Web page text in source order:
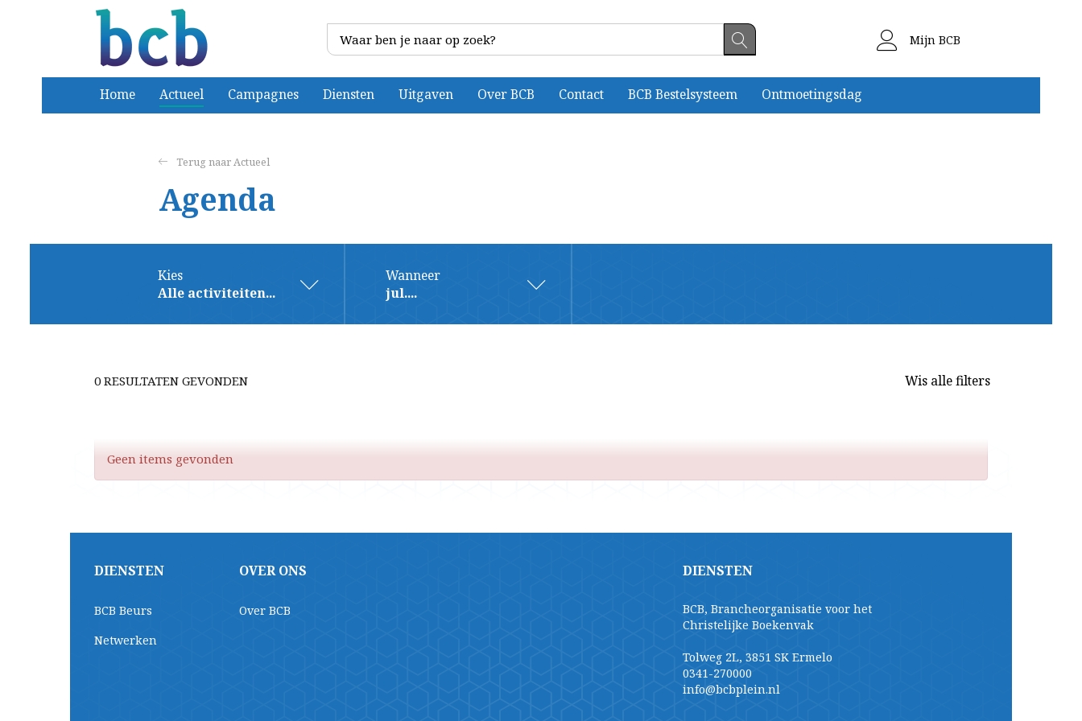
Mijn BCB
Home Actueel Campagnes Diensten Uitgaven Over BCB Contact BCB Bestelsysteem Ontmoetingsdag
Actueel
Agenda
Kies
Alle activiteiten...
Wanneer
jul....
0 RESULTATEN GEVONDEN Wis alle filters
Geen items gevonden
DIENSTEN
BCB Beurs
Netwerken
OVER ONS
Over BCB
DIENSTEN
BCB, Brancheorganisatie voor het
Christelijke Boekenvak
Tolweg 2L, 3851 SK Ermelo
0341-270000
info@bcbplein.nl